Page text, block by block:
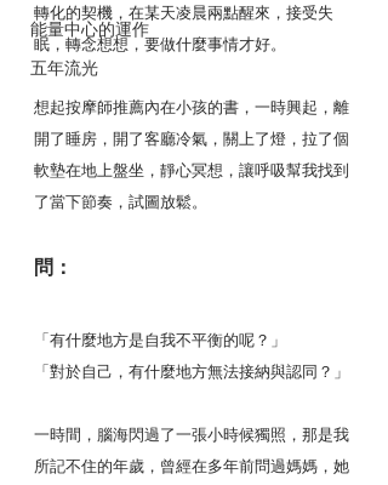
能量中心的運作
五年流光
轉化的契機，在某天凌晨兩點醒來，接受失
眠，轉念想想，要做什麼事情才好。
想起按摩師推薦內在小孩的書，一時興起，離
開了睡房，開了客廳冷氣，關上了燈，拉了個
軟墊在地上盤坐，靜心冥想，讓呼吸幫我找到
了當下節奏，試圖放鬆。
問：
「有什麼地方是自我不平衡的呢？」
「對於自己，有什麼地方無法接納與認同？」
一時間，腦海閃過了一張小時候獨照，那是我
所記不住的年歲，曾經在多年前問過媽媽，她